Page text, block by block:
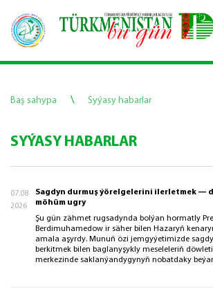
Baş sahypa \ Syýasy habarlar
SYÝASY HABARLAR
07.08
2026
Sagdyn durmuş ýörelgelerini ilerletmek —
möhüm ugry
Şu gün zähmet rugsadynda bolýan hormatly
Berdimuhamedow ir säher bilen Hazaryň
amala aşyrdy. Munuň özi jemgyýetimizde
berkitmek bilen baglanyşykly meseleleriň
merkezinde saklanýandygynyň nobatdaky